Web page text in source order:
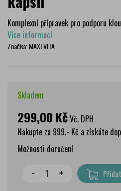
Komplexní přípravek pro podporu
Více informací
Značka:MAXI VITA
Skladem
299,00 KčVč. DPH
Nakupte za 999,- Kč a získáte
Možnosti doručení
Wolt doprava
- +